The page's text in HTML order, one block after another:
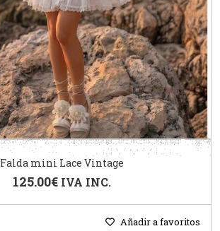
Falda mini Lace Vintage
125.00€ IVA INC.
Añadir a favoritos